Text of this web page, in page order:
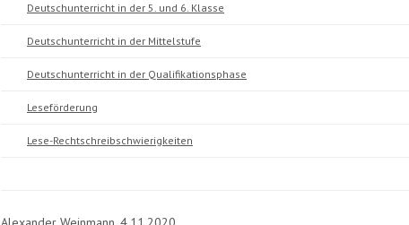
Deutschunterricht in der 5. und 6. Klasse
Deutschunterricht in der Mittelstufe
Deutschunterricht in der Qualifikationsphase
Leseförderung
Lese-Rechtschreibschwierigkeiten